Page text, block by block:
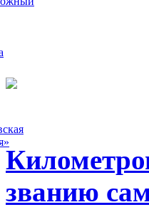
званию